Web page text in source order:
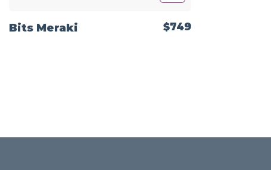
Bits Meraki $749